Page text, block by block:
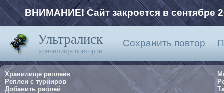
ВНИМАНИЕ! Сайт закроется в сентябре
Ультралиск
хранилище повторов
Сохранить повтор
Хранилище реплеев
Реплеи с турниров
Добавить реплей